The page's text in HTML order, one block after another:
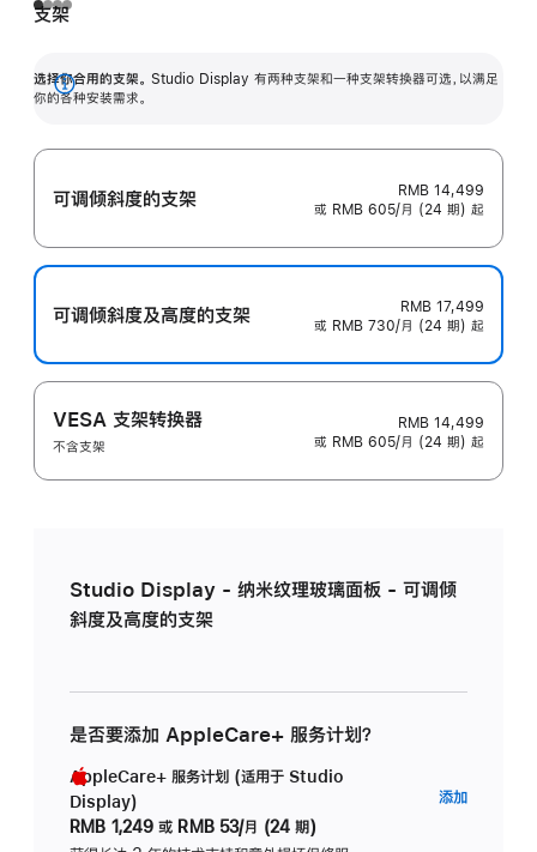
支架
选择你合用的支架。 Studio Display 有两种支架和一种支架转换器可选，以满足
你的各种安装需求。
展
可调倾斜度的支架
RMB 14,499
或 RMB 605/月 (24 期) 起
可调倾斜度及高‍度的支‍架
RMB 17,499
或 RMB 730/月 (24 期) 起
VESA 支架转换器
不含支架
RMB 14,499
或 RMB 605/月 (24 期) 起
Studio Display - 纳米纹理玻璃面板 - 可调倾
斜度及高度的支架
是否要添加 AppleCare+ 服务计划？
AppleCare+ 服务计划 (适用于 Studio
Display)
RMB 1,249 或 RMB 53/月 (24 期)
添加